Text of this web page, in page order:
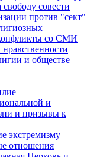
совести
против "сект"
со СМИ
и обществе
и
и призывы к
экстремизму
отношения